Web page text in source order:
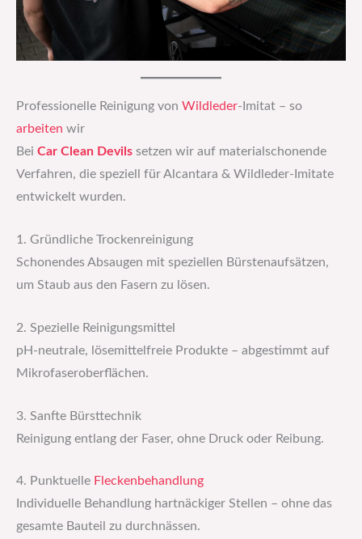
Professionelle Reinigung von Wildleder-Imitat – so
arbeiten wir
Bei Car Clean Devils setzen wir auf materialschonende
Verfahren, die speziell für Alcantara & Wildleder-Imitate
entwickelt wurden.
1. Gründliche Trockenreinigung
Schonendes Absaugen mit speziellen Bürstenaufsätzen,
um Staub aus den Fasern zu lösen.
2. Spezielle Reinigungsmittel
pH-neutrale, lösemittelfreie Produkte – abgestimmt auf
Mikrofaseroberflächen.
3. Sanfte Bürsttechnik
Reinigung entlang der Faser, ohne Druck oder Reibung.
4. Punktuelle Fleckenbehandlung
Individuelle Behandlung hartnäckiger Stellen – ohne das
gesamte Bauteil zu durchnässen.